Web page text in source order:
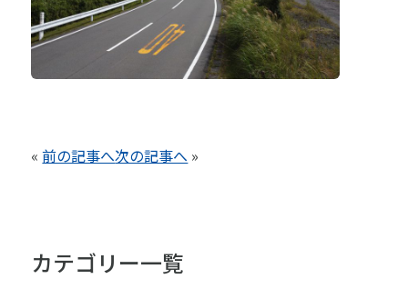
«前の記事へ次の記事へ »
カテゴリー一覧